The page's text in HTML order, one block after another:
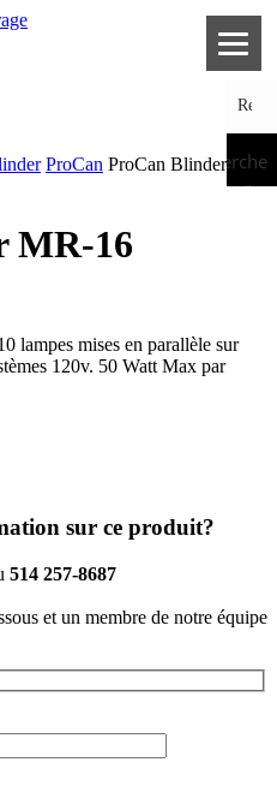
Recherche
ProCan ProCan Blinder MR-
MR-16
lampes mises en parallèle sur
120v. 50 Watt Max par
sur ce produit?
514 257-8687
et un membre de notre équipe